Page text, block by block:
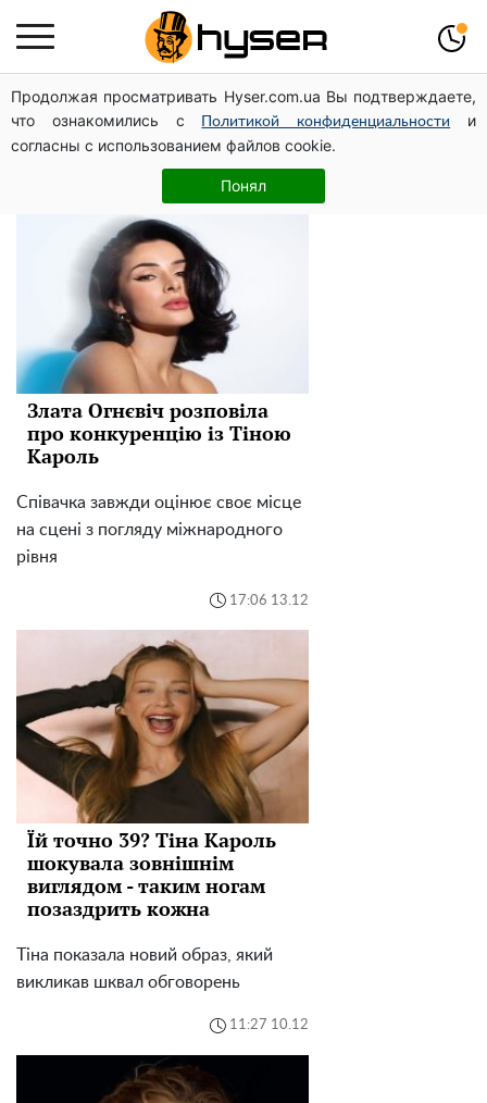
Продолжая просматривать Hyser.com.ua Вы подтверждаете,
что ознакомились с
Политикой конфиденциальности
и
согласны с использованием файлов cookie.
Понял
Тина Кароль
Злата Огнєвіч розповіла
про конкуренцію із Тіною
Кароль
Співачка завжди оцінює своє місце
на сцені з погляду міжнародного
рівня
17:06 13.12
Їй точно 39? Тіна Кароль
шокувала зовнішнім
виглядом - таким ногам
позаздрить кожна
Тіна показала новий образ, який
викликав шквал обговорень
11:27 10.12